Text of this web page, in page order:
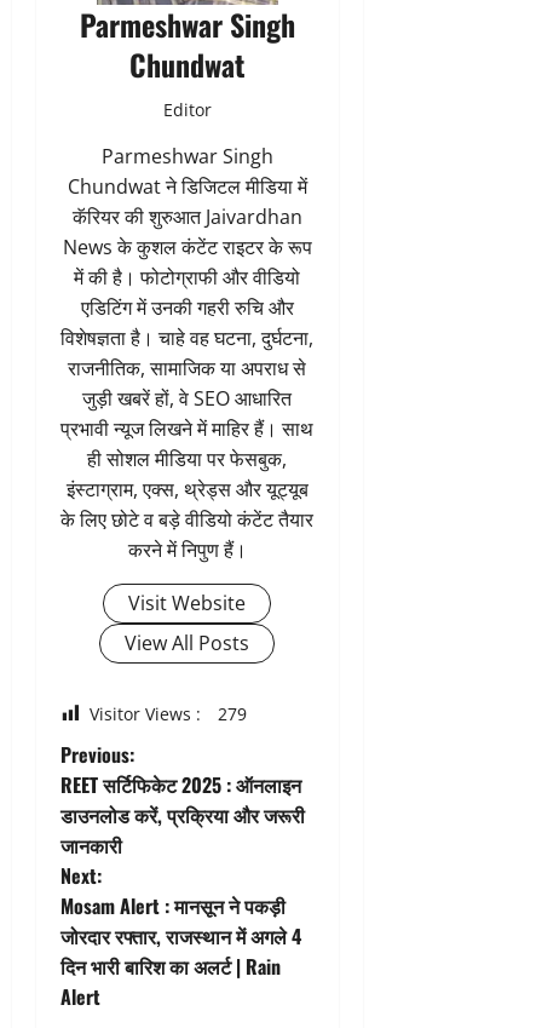
Parmeshwar Singh
Chundwat
Editor
Parmeshwar Singh
Chundwat ने डिजिटल मीडिया में
कॅरियर की शुरुआत Jaivardhan
News के कुशल कंटेंट राइटर के रूप
में की है। फोटोग्राफी और वीडियो
एडिटिंग में उनकी गहरी रुचि और
विशेषज्ञता है। चाहे वह घटना, दुर्घटना,
राजनीतिक, सामाजिक या अपराध से
जुड़ी खबरें हों, वे SEO आधारित
प्रभावी न्यूज लिखने में माहिर हैं। साथ
ही सोशल मीडिया पर फेसबुक,
इंस्टाग्राम, एक्स, थ्रेड्स और यूट्यूब
के लिए छोटे व बड़े वीडियो कंटेंट तैयार
करने में निपुण हैं।
Visit Website
View All Posts
Visitor Views : 279
P
o
s
t
n
Previous:
REET सर्टिफिकेट 2025 : ऑनलाइन
डाउनलोड करें, प्रक्रिया और जरूरी
जानकारी
Next:
Mosam Alert : मानसून ने पकड़ी
जोरदार रफ्तार, राजस्थान में अगले 4
दिन भारी बारिश का अलर्ट | Rain
Alert